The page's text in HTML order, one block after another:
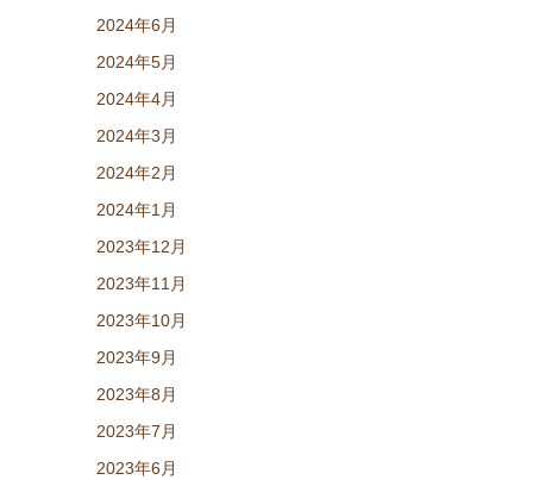
2024年6月
2024年5月
2024年4月
2024年3月
2024年2月
2024年1月
2023年12月
2023年11月
2023年10月
2023年9月
2023年8月
2023年7月
2023年6月